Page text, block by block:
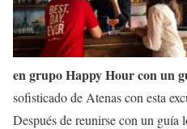
en grupo Happy Hour con un
sofisticado de Atenas con esta
Después de reunirse con un guía